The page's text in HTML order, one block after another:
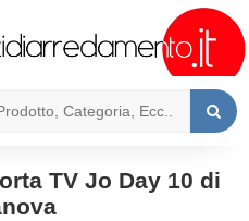
TV Jo Day 10 di